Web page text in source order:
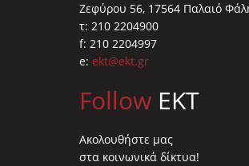
Ζεφύρου 56, 17564 Παλαιό
τ: 210 2204900
f: 210 2204997
e: ekt@ekt.gr
Follow EKT
Ακολουθήστε μας
στα κοινωνικά δίκτυα!